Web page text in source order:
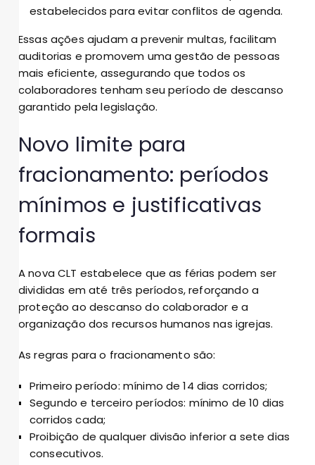
estabelecidos para evitar conflitos de agenda.
Essas ações ajudam a prevenir multas, facilitam
auditorias e promovem uma gestão de pessoas
mais eficiente, assegurando que todos os
colaboradores tenham seu período de descanso
garantido pela legislação.
Novo limite para
fracionamento: períodos
mínimos e justificativas
formais
A nova CLT estabelece que as férias podem ser
divididas em até três períodos, reforçando a
proteção ao descanso do colaborador e a
organização dos recursos humanos nas igrejas.
As regras para o fracionamento são:
Primeiro período: mínimo de 14 dias corridos;
Segundo e terceiro períodos: mínimo de 10 dias
corridos cada;
Proibição de qualquer divisão inferior a sete dias
consecutivos.